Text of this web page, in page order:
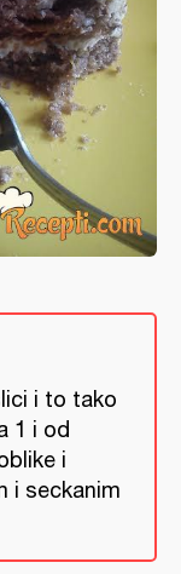
i to tako
1 i od
i
i seckanim